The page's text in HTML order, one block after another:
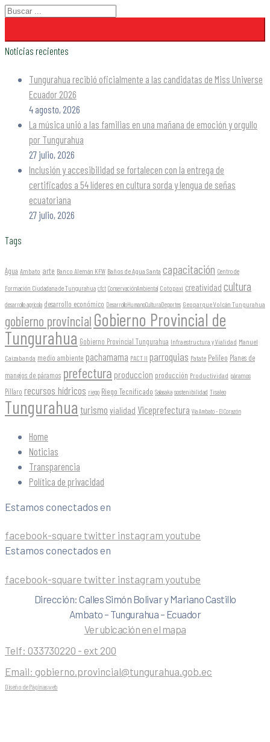
Noticias recientes
Tungurahua recibió oficialmente a las candidatas de Miss Universe
Ecuador 2026
4 agosto, 2026
La música unió a las familias en una mañana de emoción y orgullo
por Tungurahua
27 julio, 2026
Inclusión y accesibilidad se fortalecen con la entrega de
certificados a 54 líderes en cultura sorda y lengua de señas
ecuatoriana
27 julio, 2026
Tags
Agua Ambato arte Banco Alemán KFW Baños de Agua Santa capacitación Centro de
Formación Ciudadana de Tungurahua cfct ConservaciónAmbiental Cotopaxi creatividad cultura
desarrollo agrícola desarrollo económico DesarrolloHumanoCulturaDeportes Geoparque Volcán Tungurahua
gobierno provincial Gobierno Provincial de
Tungurahua Gobierno Provincial Tungurahua Infraestructura y Vialidad Manuel
Caizabanda medio ambiente pachamama PACT II parroquias Patate Pelileo Planes de
manejos de páramos prefectura produccion producción Productividad páramos
Píllaro recursos hídricos riego Riego Tecnificado Salasaka sostenibilidad Tisaleo
Tungurahua turismo vialidad Viceprefectura Vía Ambato - El Corazón
Home
Noticias
Transparencia
Política de privacidad
Estamos conectados en
facebook-square twitter instagram youtube
Estamos conectados en
facebook-square twitter instagram youtube
Dirección: Calles Simón Bolivar y Mariano Castillo
Ambato – Tungurahua – Ecuador
Ver ubicación en el mapa
Telf: 033730220 - ext 200
Email: gobierno.provincial@tungurahua.gob.ec
Diseño de Páginas web